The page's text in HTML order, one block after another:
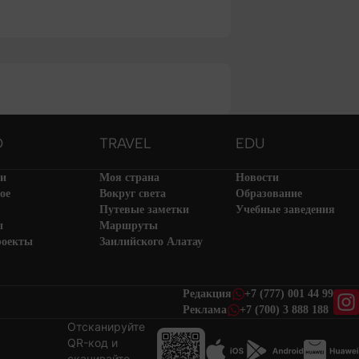
TRAVEL EDU
Моя страна
Вокруг света
Путевые заметки
Маршруты
Заилийского Алатау
Новости
Образование
Учебные заведения
Редакция
+7 (777) 001 44 99
Реклама
+7 (700) 3 888 188
Отсканируйте
QR-код и